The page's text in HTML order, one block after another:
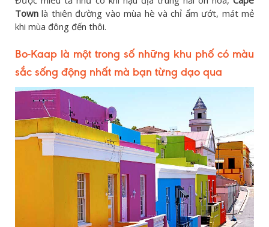
Town là thiên đường vào mùa hè và chỉ ẩm ướt, mát mẻ
khi mùa đông đến thôi.
Bo-Kaap là một trong số những khu phố có màu
sắc sống động nhất mà bạn từng dạo qua